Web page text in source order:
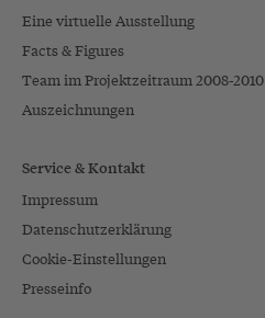
Eine virtuelle Ausstellung
Facts & Figures
Team im Projektzeitraum 2008-2010
Auszeichnungen
Service & Kontakt
Impressum
Datenschutzerklärung
Cookie-Einstellungen
Presseinfo